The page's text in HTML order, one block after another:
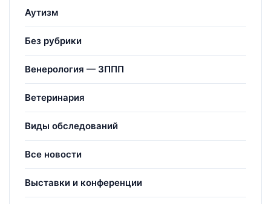
Аутизм
Без рубрики
Венерология — ЗППП
Ветеринария
Виды обследований
Все новости
Выставки и конференции